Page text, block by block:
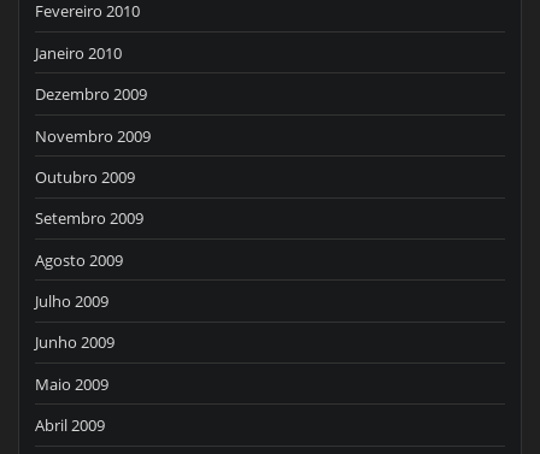
Fevereiro 2010
Janeiro 2010
Dezembro 2009
Novembro 2009
Outubro 2009
Setembro 2009
Agosto 2009
Julho 2009
Junho 2009
Maio 2009
Abril 2009